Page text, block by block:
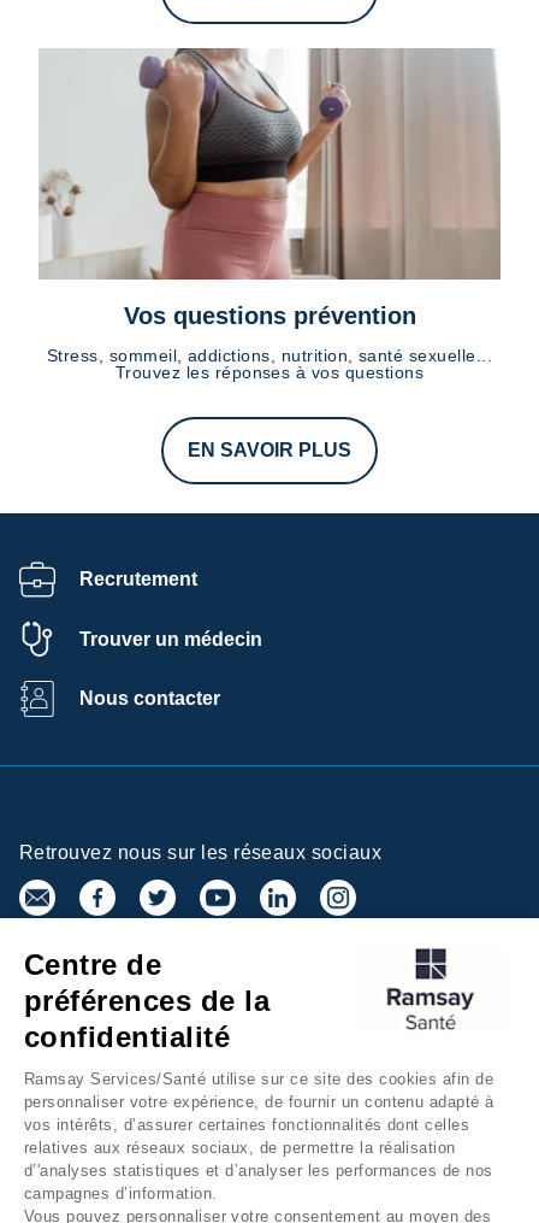
Vos questions prévention
Stress, sommeil, addictions, nutrition, santé sexuelle...
Trouvez les réponses à vos questions
EN SAVOIR PLUS
Recrutement
Trouver un médecin
Nous contacter
Retrouvez nous sur les réseaux sociaux
Inscrivez-vous à la newsletter
Groupe Ramsay Santé
Centre de
préférences de la
confidentialité
Ramsay Services/Santé utilise sur ce site des cookies afin de
personnaliser votre expérience, de fournir un contenu adapté à
vos intérêts, d’assurer certaines fonctionnalités dont celles
relatives aux réseaux sociaux, de permettre la réalisation
d’'analyses statistiques et d’analyser les performances de nos
campagnes d’information.
Vous pouvez personnaliser votre consentement au moyen des